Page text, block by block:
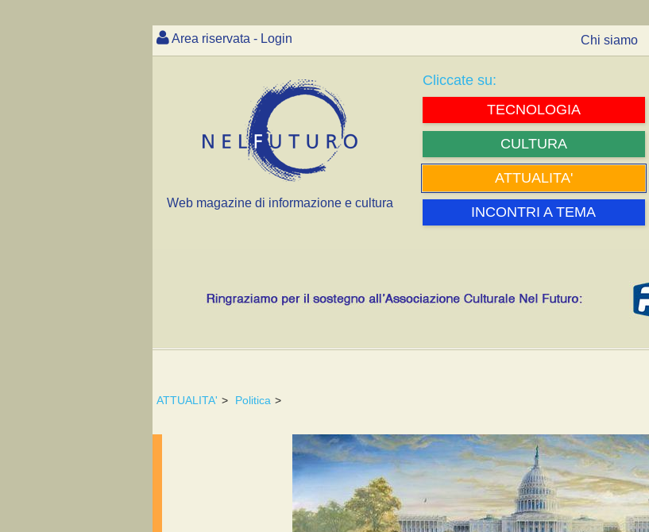
Area riservata - Login Chi siamo
Web magazine di informazione e cultura
Cliccate su:
TECNOLOGIA
CULTURA
ATTUALITA'
INCONTRI A TEMA
ATTUALITA' > Politica >